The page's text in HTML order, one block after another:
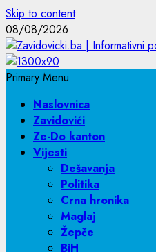
Skip to content
08/08/2026
Primary Menu
Naslovnica
Zavidovići
Ze-Do kanton
Vijesti
Dešavanja
Politika
Crna hronika
Maglaj
Žepče
BiH